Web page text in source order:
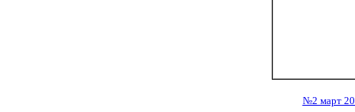
№2 март